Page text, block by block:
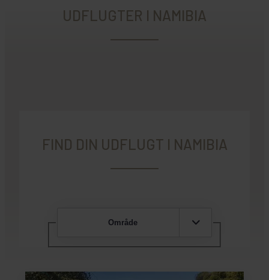
UDFLUGTER I NAMIBIA
FIND DIN UDFLUGT I NAMIBIA
Område